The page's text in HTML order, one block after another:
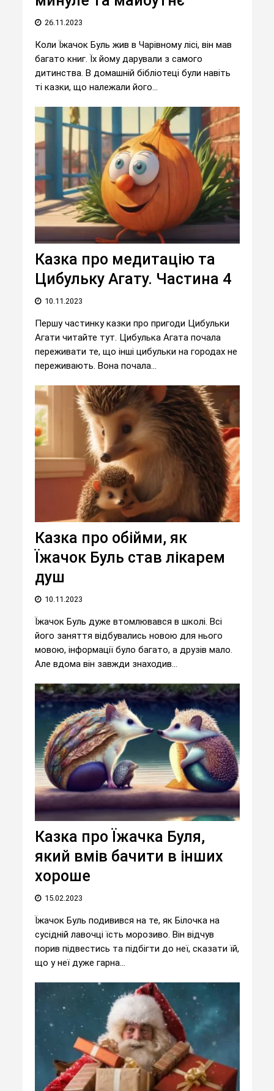
26.11.2023
Коли Їжачок Буль жив в Чарівному лісі, він мав
багато книг. Їх йому дарували з самого
дитинства. В домашній бібліотеці були навіть
ті казки, що належали його...
Казка про медитацію та
Цибульку Агату. Частина 4
10.11.2023
Першу частинку казки про пригоди Цибульки
Агати читайте тут. Цибулька Агата почала
переживати те, що інші цибульки на городах не
переживають. Вона почала...
Казка про обійми, як
Їжачок Буль став лікарем
душ
10.11.2023
Їжачок Буль дуже втомлювався в школі. Всі
його заняття відбувались новою для нього
мовою, інформації було багато, а друзів мало.
Але вдома він завжди знаходив...
Казка про Їжачка Буля,
який вмів бачити в інших
хороше
15.02.2023
Їжачок Буль подивився на те, як Білочка на
сусідній лавочці їсть морозиво. Він відчув
порив підвестись та підбігти до неї, сказати їй,
що у неї дуже гарна...